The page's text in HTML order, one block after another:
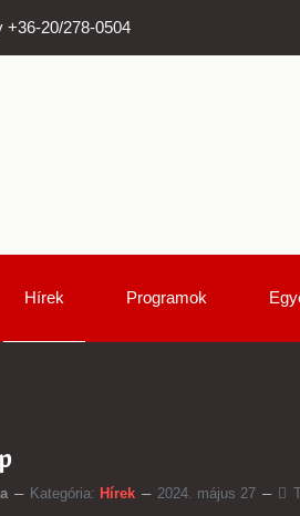
+36-20/278-0504
Hírek Programok
Kategória: Hírek 2024. május 27